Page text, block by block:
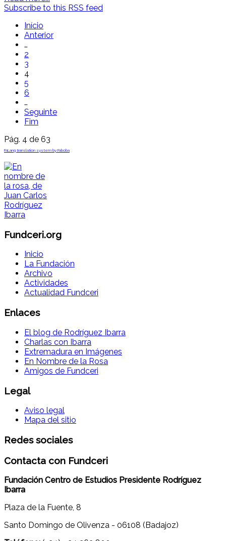
Subscribe to this RSS feed
Início
Anterior
…
2
3
4
5
6
…
Seguinte
Fim
Pág. 4 de 63
FaLang translation system by Faboba
Fundceri.org
Inicio
La Fundación
Archivo
Actividades
Actualidad Fundceri
Enlaces
El blog de Rodríguez Ibarra
Charlas con Ibarra
Extremadura en Imágenes
En Nombre de la Rosa
Amigos de Fundceri
Legal
Aviso legal
Mapa del sitio
Redes sociales
Contacta con Fundceri
Fundación Centro de Estudios Presidente Rodríguez
Ibarra
Plaza de la Fuente, 8
Santo Domingo de Olivenza - 06108 (Badajoz)